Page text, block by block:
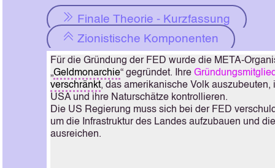
Finale Theorie - Kurzfassung
Zionistische Komponenten
Für die Gründung der FED wurde die META-
„Geldmonarchie“ gegründet. Ihre
verschränkt, das amerikanische Volk
USA und ihre Naturschätze kontrollieren.
Die US Regierung muss sich bei der FED
um die Infrastruktur des Landes aufzubauen und
ausreichen.